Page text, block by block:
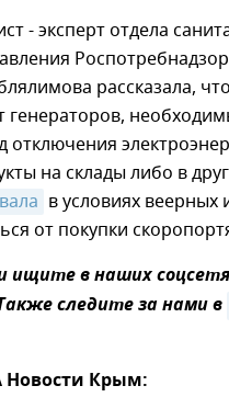
- эксперт отдела
рассказала,
генераторов,
на склады либо в
в условиях
от покупки
ищите в наших
следите за нами в
Новости Крым: